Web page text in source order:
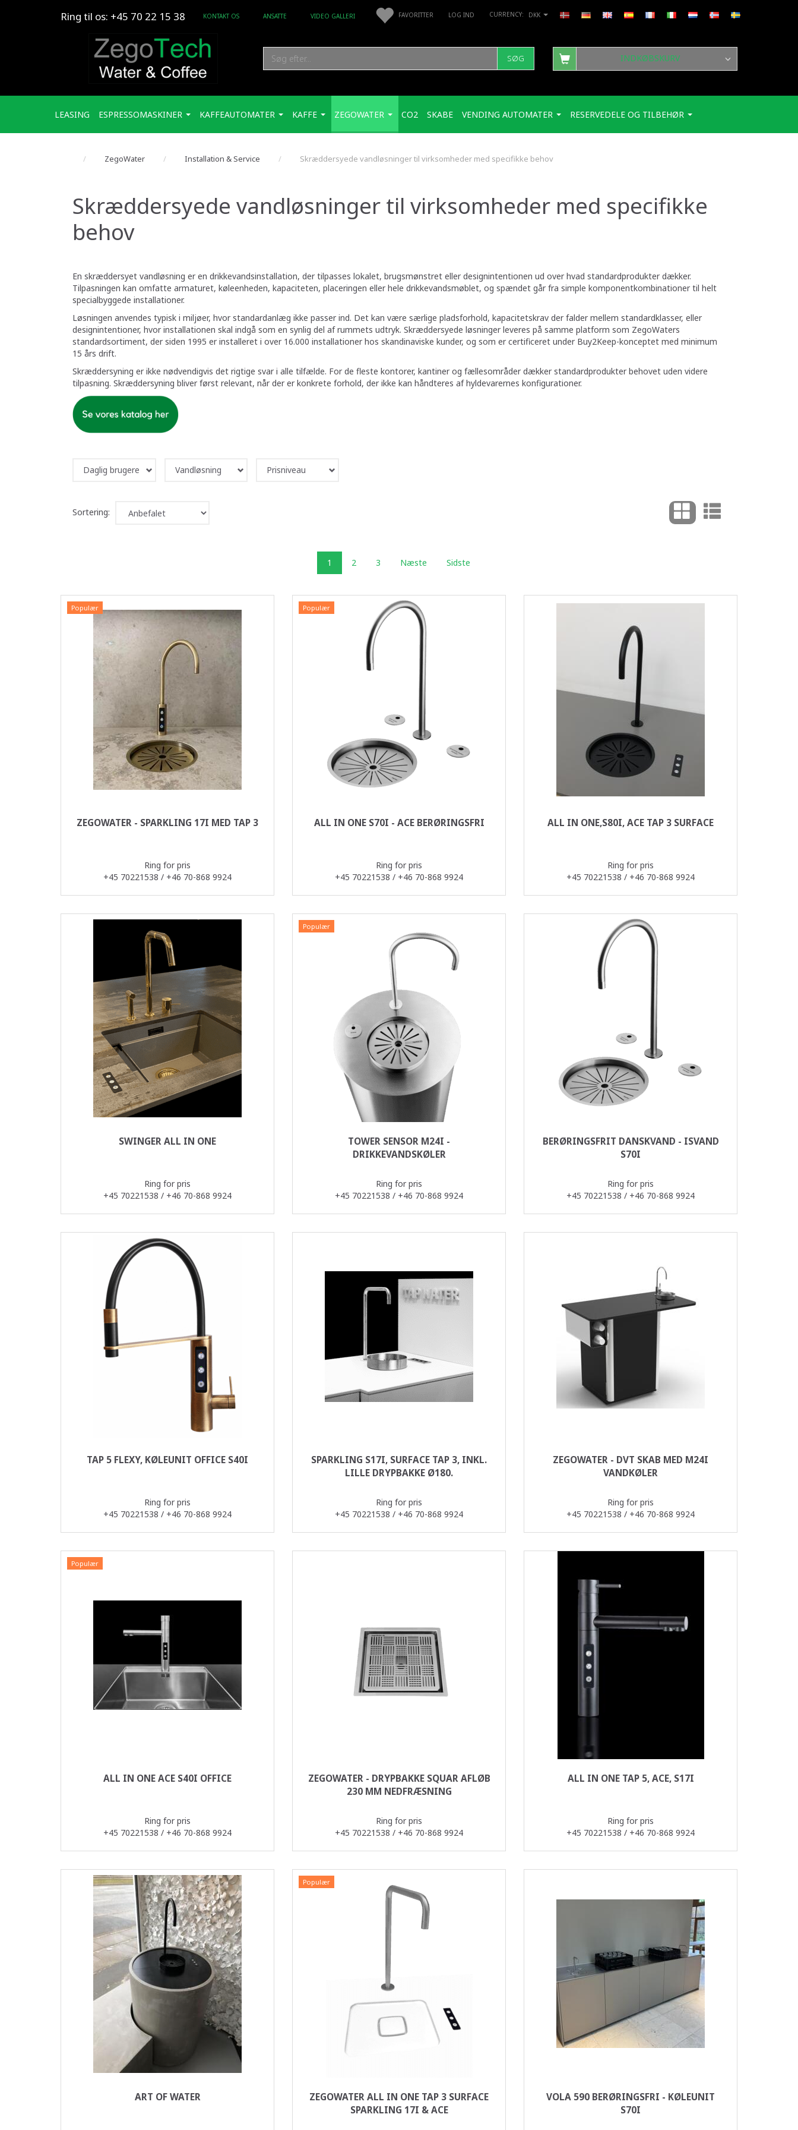
DKK
FAVORITTER LOG IND
Ring til os: +45 70 22 15 38 KONTAKT OS ANSATTE VIDEO GALLERI
SØG INDKØBSKURV
LEASING ESPRESSOMASKINER KAFFEAUTOMATER KAFFE ZEGOWATER CO2 SKABE VENDING AUTOMATER RESERVEDELE OG TILBEHØR
ZegoWater Installation & Service Skræddersyede vandløsninger til virksomheder med specifikke behov
Skræddersyede vandløsninger til virksomheder med specifikke
behov
En skræddersyet vandløsning er en drikkevandsinstallation, der tilpasses lokalet, brugsmønstret eller designintentionen ud over hvad standardprodukter dækker.
Tilpasningen kan omfatte armaturet, køleenheden, kapaciteten, placeringen eller hele drikkevandsmøblet, og spændet går fra simple komponentkombinationer til helt
specialbyggede installationer.
Løsningen anvendes typisk i miljøer, hvor standardanlæg ikke passer ind. Det kan være særlige pladsforhold, kapacitetskrav der falder mellem standardklasser, eller
designintentioner, hvor installationen skal indgå som en synlig del af rummets udtryk. Skræddersyede løsninger leveres på samme platform som ZegoWaters
standardsortiment, der siden 1995 er installeret i over 16.000 installationer hos skandinaviske kunder, og som er certificeret under Buy2Keep-konceptet med minimum
15 års drift.
Skræddersyning er ikke nødvendigvis det rigtige svar i alle tilfælde. For de fleste kontorer, kantiner og fællesområder dækker standardprodukter behovet uden videre
tilpasning. Skræddersyning bliver først relevant, når der er konkrete forhold, der ikke kan håndteres af hyldevarernes konfigurationer.
Daglig brugere Vandløsning Prisniveau
Sortering:
1 2 3 Næste Sidste
Populær
ZEGOWATER - SPARKLING 17I MED TAP 3
Ring for pris
+45 70221538 / +46 70-868 9924
Populær
ALL IN ONE S70I - ACE BERØRINGSFRI
Ring for pris
+45 70221538 / +46 70-868 9924
ALL IN ONE,S80I, ACE TAP 3 SURFACE
Ring for pris
+45 70221538 / +46 70-868 9924
SWINGER ALL IN ONE
Ring for pris
+45 70221538 / +46 70-868 9924
Populær
TOWER SENSOR M24I -
DRIKKEVANDSKØLER
Ring for pris
+45 70221538 / +46 70-868 9924
BERØRINGSFRIT DANSKVAND - ISVAND
S70I
Ring for pris
+45 70221538 / +46 70-868 9924
TAP 5 FLEXY, KØLEUNIT OFFICE S40I
Ring for pris
+45 70221538 / +46 70-868 9924
SPARKLING S17I, SURFACE TAP 3, INKL.
LILLE DRYPBAKKE Ø180.
Ring for pris
+45 70221538 / +46 70-868 9924
ZEGOWATER - DVT SKAB MED M24I
VANDKØLER
Ring for pris
+45 70221538 / +46 70-868 9924
Populær
ALL IN ONE ACE S40I OFFICE
Ring for pris
+45 70221538 / +46 70-868 9924
ZEGOWATER - DRYPBAKKE SQUAR AFLØB
230 MM NEDFRÆSNING
Ring for pris
+45 70221538 / +46 70-868 9924
ALL IN ONE TAP 5, ACE, S17I
Ring for pris
+45 70221538 / +46 70-868 9924
ART OF WATER
Populær
ZEGOWATER ALL IN ONE TAP 3 SURFACE
SPARKLING 17I & ACE
VOLA 590 BERØRINGSFRI - KØLEUNIT
S70I